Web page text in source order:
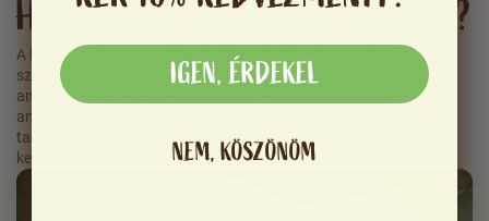
HOGYAN MŰKÖDIK A SPIRULINA?
A kék-zöld alga, a spirulina méltán tartozik a legnépszerűbb
szuperélelmiszerek közé. Tartalmazza az összes esszenciális
aminosavat, értékes B-vitaminokat, valamint olyan ásványi
anyagokat, mint a vas, a cink és a magnézium. Így minden
tablettával tisztán természetes, fontos tápanyagokból álló
keveréket biztosít a szervezetének.
IGEN, ÉRDEKEL
NEM, KÖSZÖNÖM